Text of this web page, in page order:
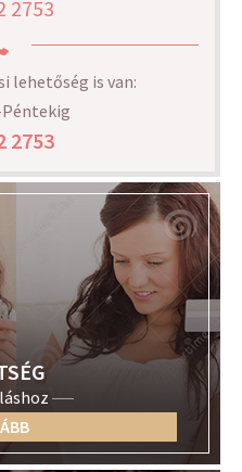
2753
lehetőség is van:
2753